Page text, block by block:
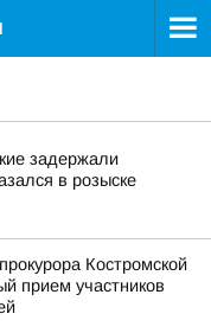
задержали
в розыске
Костромской
прием участников